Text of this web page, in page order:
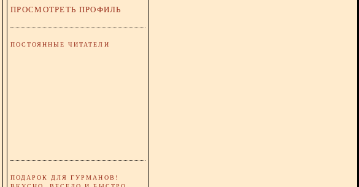
ПРОСМОТРЕТЬ ПРОФИЛЬ
ПОСТОЯННЫЕ ЧИТАТЕЛИ
ПОДАРОК ДЛЯ ГУРМАНОВ!